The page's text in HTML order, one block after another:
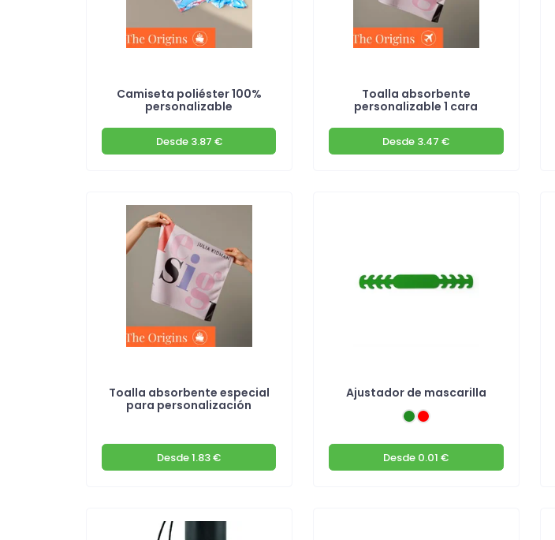
Camiseta poliéster 100%
personalizable
Desde3.87 €
Toalla absorbente
personalizable 1 cara
Desde 3.47 €
Toalla absorbente especial
para personalización
Desde1.83 €
Ajustador de mascarilla
Desde 0.01 €